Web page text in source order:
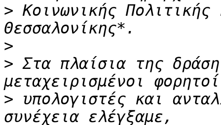
> Κοινωνικής
>
> Στα πλαίσια της
> υπολογιστές και